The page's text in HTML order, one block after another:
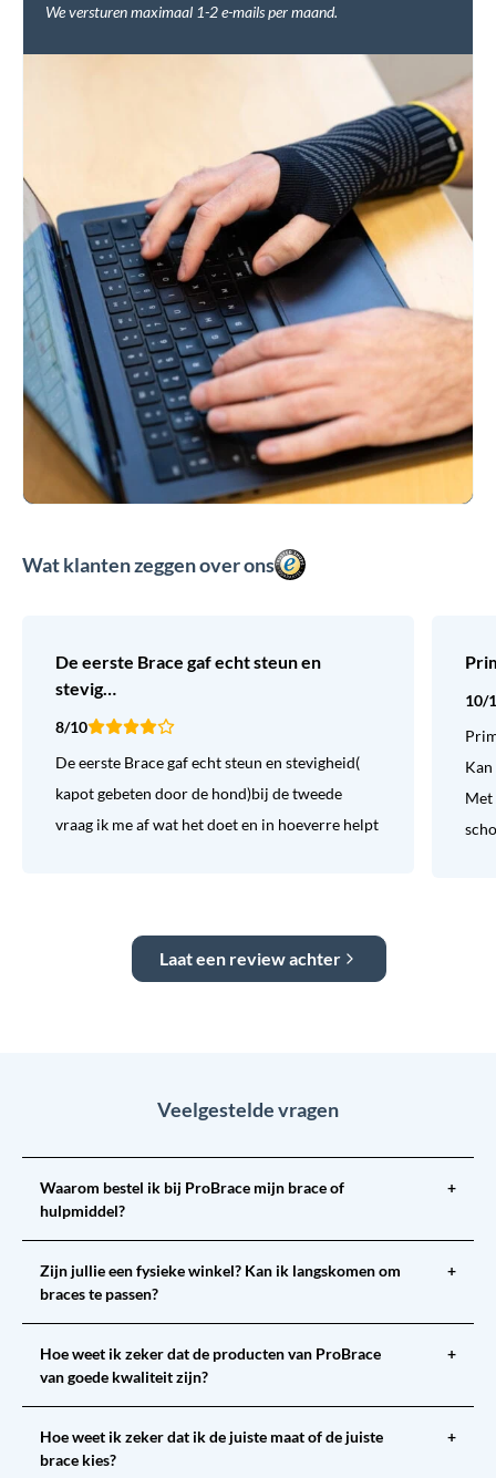
We versturen maximaal 1-2 e-mails per maand.
Wat klanten zeggen over ons
De eerste Brace gaf echt steun en
stevig…
8/10
De eerste Brace gaf echt steun en stevigheid(
kapot gebeten door de hond)bij de tweede
vraag ik me af wat het doet en in hoeverre helpt
10/
Met
Laat een review achter
Veelgestelde vragen
Waarom bestel ik bij ProBrace mijn brace of
hulpmiddel?
+
Zijn jullie een fysieke winkel? Kan ik langskomen om
braces te passen?
+
Hoe weet ik zeker dat de producten van ProBrace
van goede kwaliteit zijn?
+
Hoe weet ik zeker dat ik de juiste maat of de juiste
brace kies?
+